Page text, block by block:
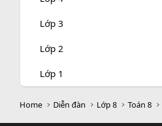
Lớp 3
Lớp 2
Lớp 1
Home Diễn đàn Lớp 8 Toán 8